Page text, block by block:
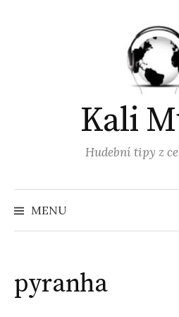
Kali
Hudební tipy z
MENU
pyranha